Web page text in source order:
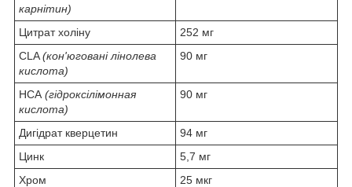
карнітин)
Цитрат холіну
252 мг
CLA(кон'юговані лінолева
кислота)
90 мг
HCA (гідроксілімонная
кислота)
90 мг
Дигідрат кверцетин
94 мг
Цинк
5,7 мг
Хром
25 мкг